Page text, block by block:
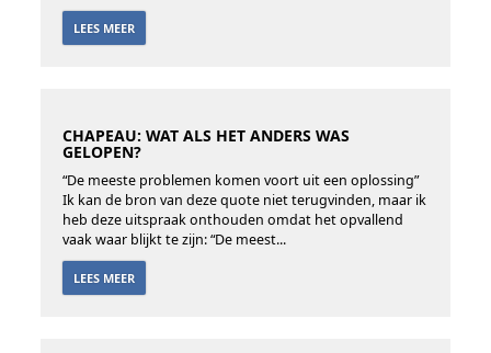
LEES MEER
CHAPEAU: WAT ALS HET ANDERS WAS
GELOPEN?
“De meeste problemen komen voort uit een oplossing”
Ik kan de bron van deze quote niet terugvinden, maar ik
heb deze uitspraak onthouden omdat het opvallend
vaak waar blijkt te zijn: “De meest...
LEES MEER